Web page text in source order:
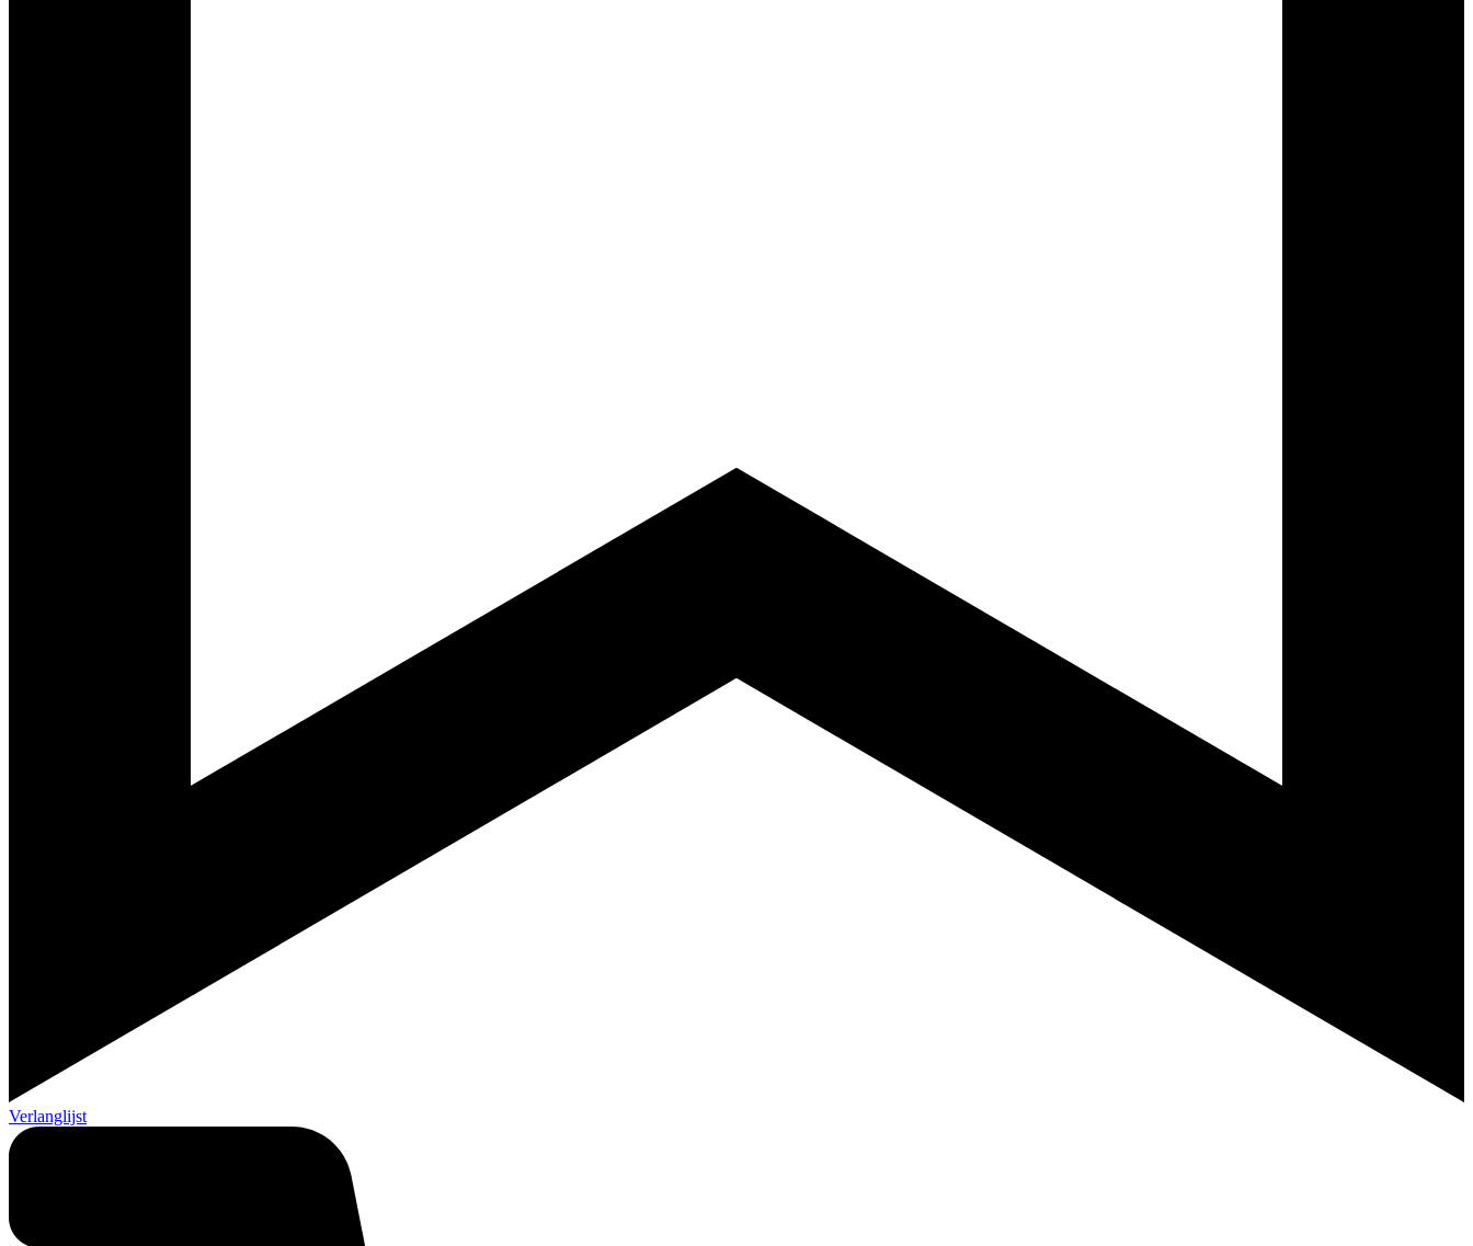
Verlanglijst